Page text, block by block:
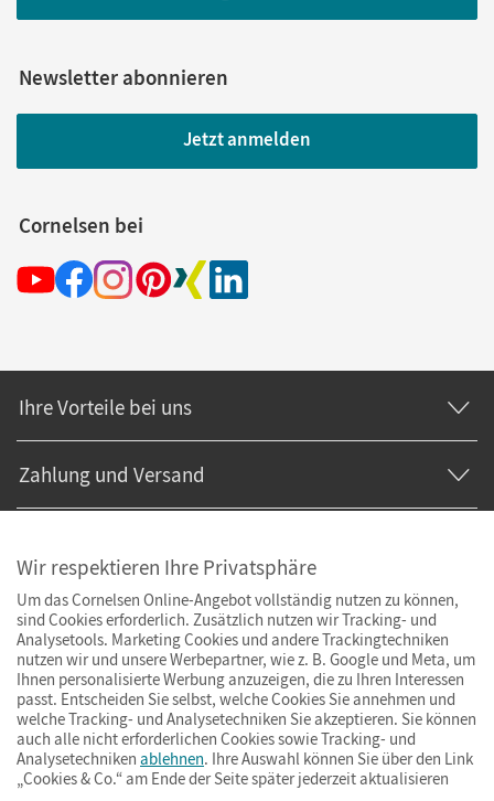
Newsletter abonnieren
Jetzt anmelden
Cornelsen bei
Ihre Vorteile bei uns
Zahlung und Versand
ImpressumAGBDatenschutzBarrierefreiheitCookies & Co.
Wir respektieren Ihre Privatsphäre
Um das Cornelsen Online-Angebot vollständig nutzen zu können,
sind Cookies erforderlich. Zusätzlich nutzen wir Tracking- und
Analysetools. Marketing Cookies und andere Trackingtechniken
nutzen wir und unsere Werbepartner, wie z. B. Google und Meta, um
Ihnen personalisierte Werbung anzuzeigen, die zu Ihren Interessen
passt. Entscheiden Sie selbst, welche Cookies Sie annehmen und
welche Tracking- und Analysetechniken Sie akzeptieren. Sie können
auch alle nicht erforderlichen Cookies sowie Tracking- und
Analysetechniken ablehnen. Ihre Auswahl können Sie über den Link
„Cookies & Co.“ am Ende der Seite später jederzeit aktualisieren